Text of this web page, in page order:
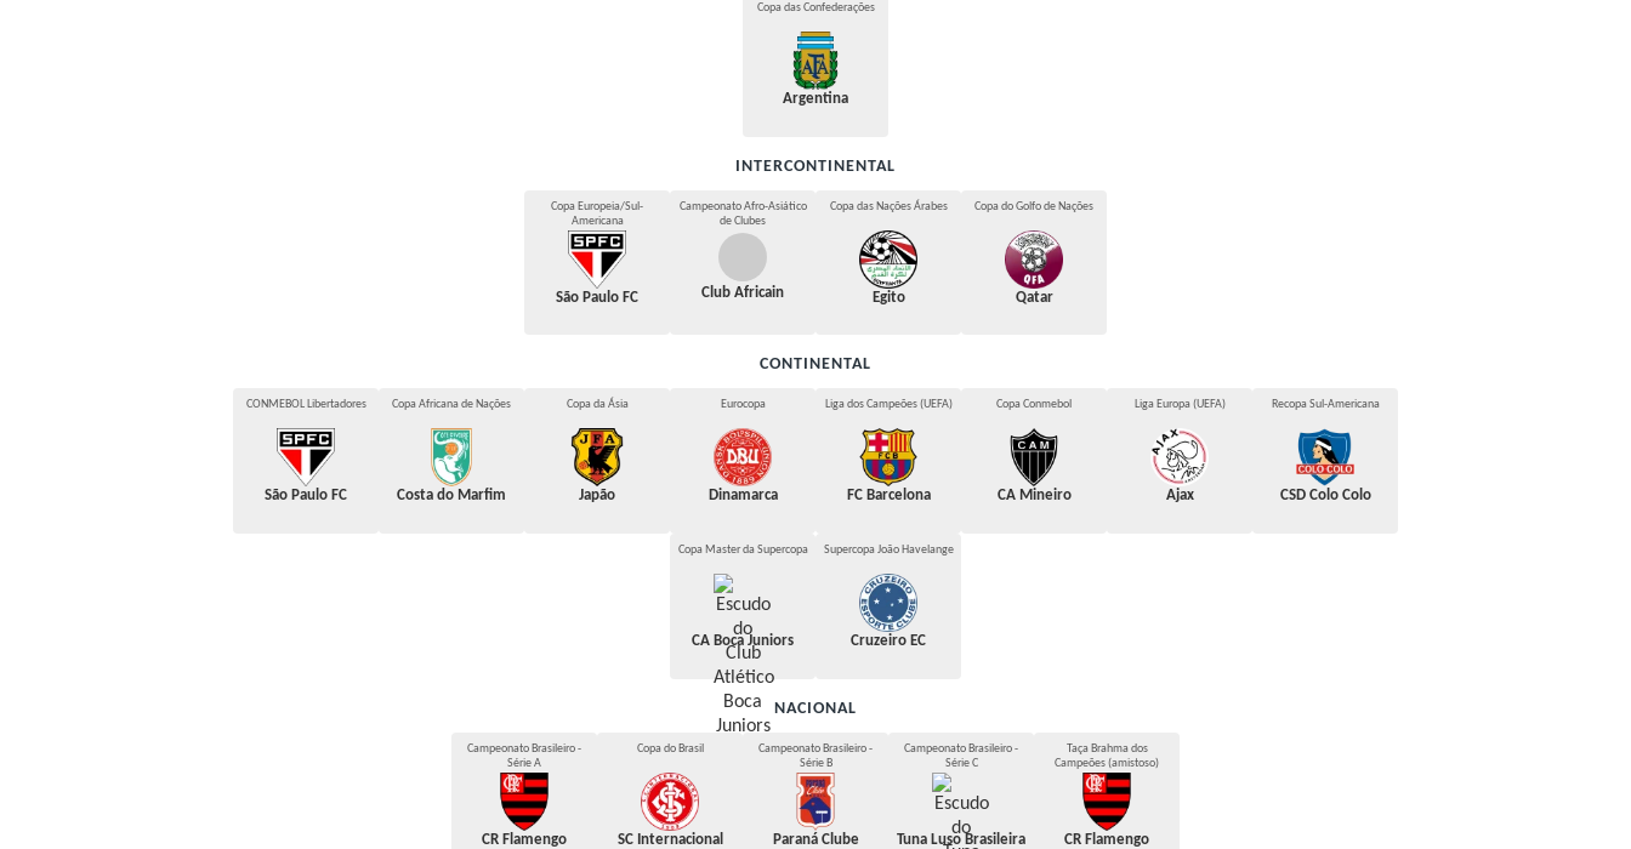
Copa das Confederações
Argentina
INTERCONTINENTAL
Copa Europeia/Sul-
Americana
São Paulo FC
Campeonato Afro-Asiático
de Clubes
Club Africain
Copa das Nações Árabes
Egito
Copa do Golfo de Nações
Qatar
CONTINENTAL
CONMEBOL Libertadores
São Paulo FC
Copa Africana de Nações
Costa do Marfim
Copa da Ásia
Japão
Eurocopa
Dinamarca
Liga dos Campeões (UEFA)
FC Barcelona
Copa Conmebol
CA Mineiro
Liga Europa (UEFA)
Ajax
Recopa Sul-Americana
CSD Colo Colo
Copa Master da Supercopa
CA Boca Juniors
Supercopa João Havelange
Cruzeiro EC
NACIONAL
Campeonato Brasileiro -
Série A
CR Flamengo
Copa do Brasil
SC Internacional
Campeonato Brasileiro -
Série B
Paraná Clube
Campeonato Brasileiro -
Série C
Tuna Luso Brasileira
Taça Brahma dos
Campeões (amistoso)
CR Flamengo